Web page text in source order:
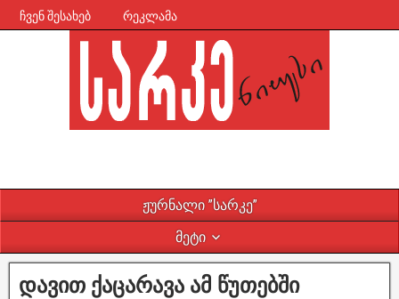
ჩვენ შესახებ რეკლამა
ჟურნალი ”სარკე”
მეტი
დავით ქაცარავა ამ წუთებში